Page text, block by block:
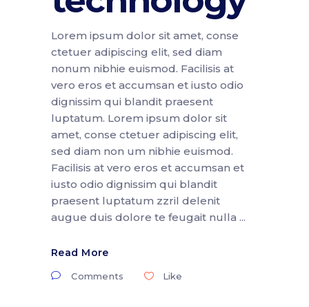
Lorem ipsum dolor sit amet, conse
ctetuer adipiscing elit, sed diam
nonum nibhie euismod. Facilisis at
vero eros et accumsan et iusto odio
dignissim qui blandit praesent
luptatum. Lorem ipsum dolor sit
amet, conse ctetuer adipiscing elit,
sed diam non um nibhie euismod.
Facilisis at vero eros et accumsan et
iusto odio dignissim qui blandit
praesent luptatum zzril delenit
augue duis dolore te feugait nulla
Read More
Comments Like